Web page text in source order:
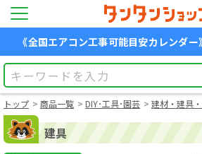
《全国エアコン工事可能目安カレンダー
トップ 商品一覧 DIY･工具･園芸 建材・建具
建具